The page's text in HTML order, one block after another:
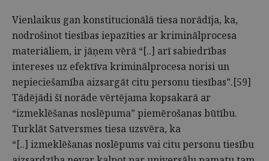
Vienlaikus gan konstitucionālā tiesa norādīja, ka,
nodrošinot tiesības iepazīties ar kriminālprocesa
materiāliem, ir jāņem vērā “[..] arī sabiedrības
intereses uz efektīva kriminālprocesa norisi un
nepieciešamība aizsargāt citu personu tiesības”.[59]
Tādējādi šī norāde vērtējama kopsakarā ar
“izmeklēšanas noslēpuma” piemērošanas būtību.
Turklāt Satversmes tiesa uzsvēra, ka
“[..] izmeklēšanas noslēpums vai citu personu tiesību